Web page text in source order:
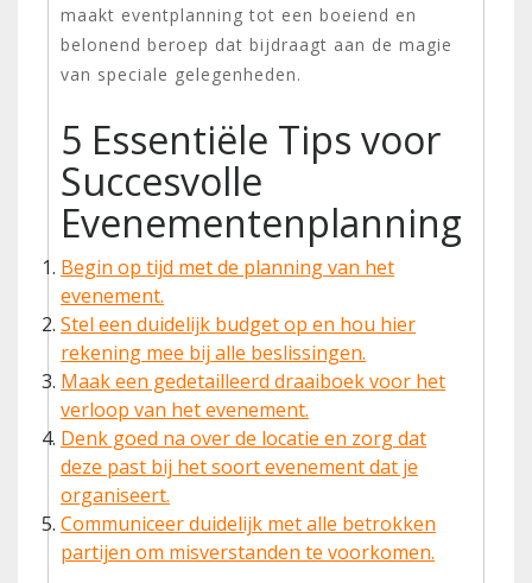
maakt eventplanning tot een boeiend en
belonend beroep dat bijdraagt aan de magie
van speciale gelegenheden.
5 Essentiële Tips voor
Succesvolle
Evenementenplanning
Begin op tijd met de planning van het
evenement.
Stel een duidelijk budget op en hou hier
rekening mee bij alle beslissingen.
Maak een gedetailleerd draaiboek voor het
verloop van het evenement.
Denk goed na over de locatie en zorg dat
deze past bij het soort evenement dat je
organiseert.
Communiceer duidelijk met alle betrokken
partijen om misverstanden te voorkomen.